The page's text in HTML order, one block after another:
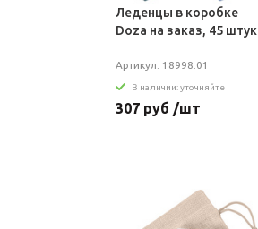
Леденцы в коробке
Doza на заказ, 45 штук
Артикул: 18998.01
В наличии: уточняйте
307 руб /шт